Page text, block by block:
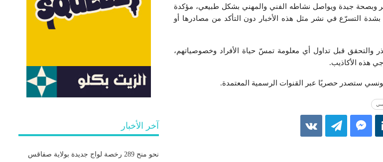
وبصحة جيدة ويواصل نشاطه الفني والمهني بشكل طبيعي، مؤكدة
التسرّع في نشر مثل هذه الأخبار دون التأكد من مصادرها أو
والتحقق قبل تداول أي معلومة تمسّ حياة الأفراد وخصوصياتهم،
هذه الأكاذيب.
ستصدر حصريًا عبر القنوات الرسمية المعتمدة.
آخر الأخبار
نحو منح 289 رخصة لواج جديدة بولاية صفاقس